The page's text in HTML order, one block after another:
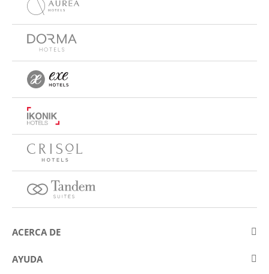
ACERCA DE
Sobre Eurostars Hotel Company
AYUDA